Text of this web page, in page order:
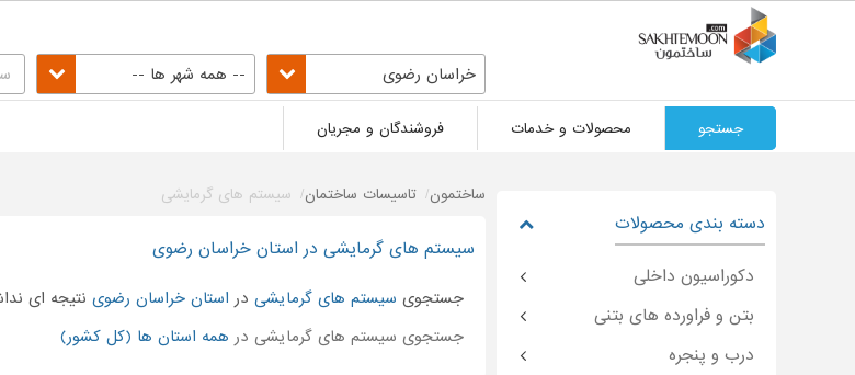
خراسان رضوی -- همه شهر ها --
جستجو محصولات و خدمات فروشندگان و مجریان
ساختمون تاسیسات ساختمان سیستم های گرمایشی
سیستم های گرمایشی در استان خراسان رضوی
جستجوی سیستم های گرمایشی در استان خراسان رضوی نتیجه ای
جستجوی سیستم های گرمایشی در همه استان ها (کل کشور)
دسته بندی محصولات
دکوراسیون داخلی
بتن و فراورده های بتنی
درب و پنجره